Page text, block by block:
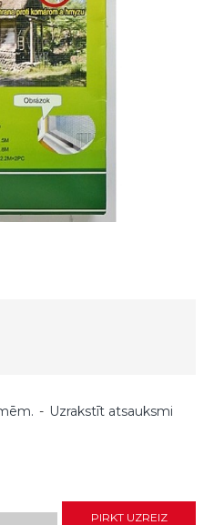
- Uzrakstīt atsauksmi
PIRKT UZREIZ